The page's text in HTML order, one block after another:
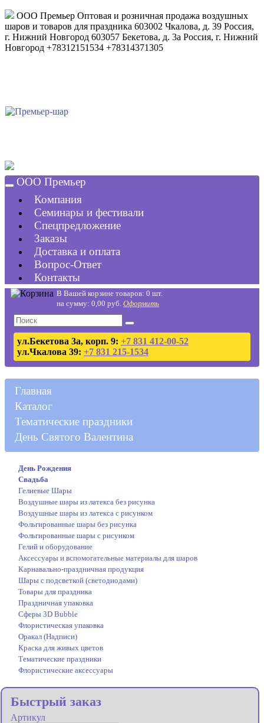
ООО Премьер Оптовая и розничная продажа воздушных
шаров и товаров для праздника 603002 Чкалова, д. 39 Россия,
г. Нижний Новгород 603057 Бекетова, д. 3а Россия, г. Нижний
Новгород +78312151534 +78314371305
ООО Премьер
Компания
Семинары и фестивали
Спецпредложение
Заказы
Доставка и оплата
Вопрос-Ответ
Контакты
В Вашей корзине товаров: 0 шт.
на сумму: 0,00 руб. Оформить
ул.Бекетова 3а, корп. 9: +7 831 412-00-52
ул.Чкалова 39: +7 831 215-1534
Главная
Каталог
Тематические праздники
День Святого Валентина
День Рождения
Свадьба
Гелиевые Шары
Воздушные шары из латекса без рисунка
Воздушные шары из латекса с рисунком
Фольгированные шары без рисунка
Фольгированные шары с рисунком
Гелий и оборудование
Аксессуары и вспомогательные материалы для шаров
Карнавально-праздничная продукция
Шары с подсветкой (светодиодами)
Товары для праздника
Праздничная упаковка
Сферы 3D Bubble
Флористическая упаковка
Оракал (Надписи)
Краска для живых цветов
Тематические праздники
Флористические аксессуары
Быстрый заказ
Артикул